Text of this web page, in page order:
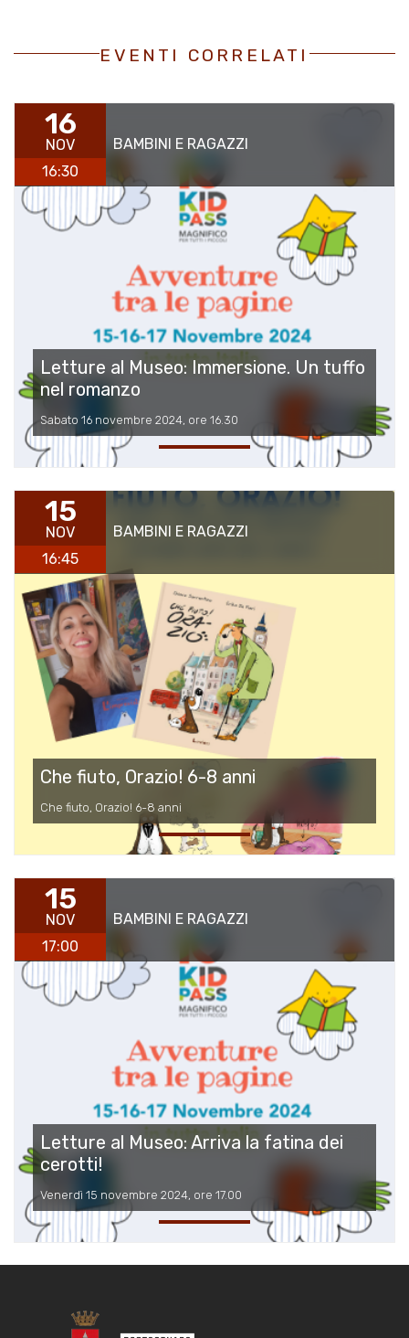
EVENTI CORRELATI
16
NOV
16:30
BAMBINI E RAGAZZI
Letture al Museo: Immersione. Un tuffo
nel romanzo
Sabato 16 novembre 2024, ore 16.30
15
NOV
16:45
BAMBINI E RAGAZZI
Che fiuto, Orazio! 6-8 anni
Che fiuto, Orazio! 6-8 anni
15
NOV
17:00
BAMBINI E RAGAZZI
Letture al Museo: Arriva la fatina dei
cerotti!
Venerdì 15 novembre 2024, ore 17.00